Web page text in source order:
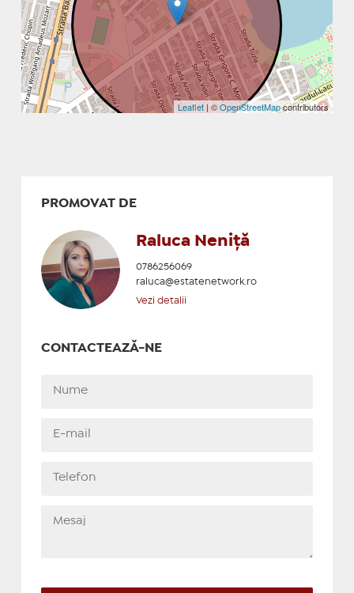
Leaflet | ©OpenStreetMapcontributors
PROMOVAT DE
Raluca Neniță
0786256069
raluca@estatenetwork.ro
Vezi detalii
CONTACTEAZĂ-NE